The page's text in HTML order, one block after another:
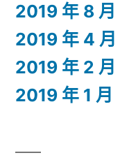
2019 年 8 月
2019 年 4 月
2019 年 2 月
2019 年 1 月